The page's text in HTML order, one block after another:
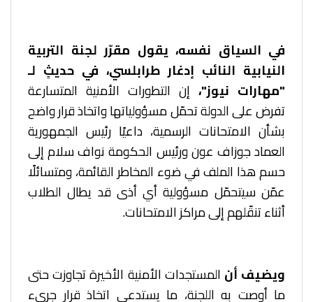
في السياق نفسه، يقول مقرّر لجنة التربية
النيابية النائب إدغار طرابلسي، في حديثٍ لـ
"مهارات نيوز"، إن التطورات الأمنية المتسارعة
تفرض على الدولة تحمّل مسؤولياتها واتخاذ قرار واضح
بشأن الامتحانات الرسمية، داعيًا رئيس الجمهورية
العماد جوزاف عون ورئيس الحكومة نواف سلام إلى
حسم هذا الملف في ضوء المخاطر القائمة، ومتسائلًا
عمّن سيتحمّل مسؤولية أي أذى قد يطال الطلاب
أثناء تنقّلهم إلى مراكز الامتحانات.
ويضيف أن المستجدات الأمنية الأخيرة تجاوزت حتى
ما أوصت به اللجنة، ما يستدعي اتخاذ قرار جريء